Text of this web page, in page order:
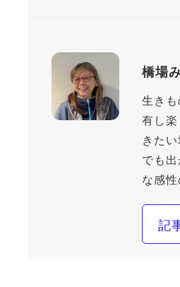
橋場
生き
有し
きた
でも
な感
記